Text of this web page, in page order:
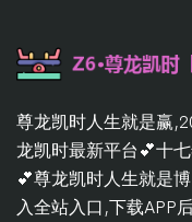
尊龙凯时人生就是赢
龙凯时最新平台💕十
💕尊龙凯时人生就是
入全站入口,下载APP